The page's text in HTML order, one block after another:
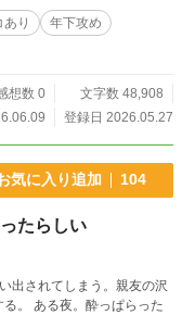
あり
年下攻め
想数 0
文字数 48,908
登録日 2026.05.27
気に入り追加 104
たらしい
出されてしまう。親友の沢
。 ある夜。酔っぱらった